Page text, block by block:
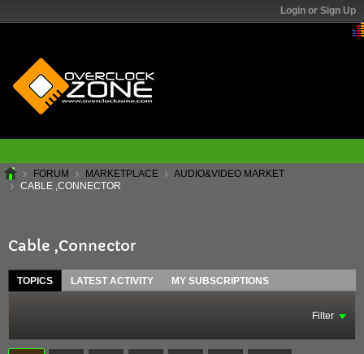
Login or Sign Up
FORUM MARKETPLACE
AUDIO&VIDEO MARKET
CABLE ,CONNECTOR
Cable ,Connector
TOPICS LATEST ACTIVITY MY SUBSCRIPTIONS
Filter